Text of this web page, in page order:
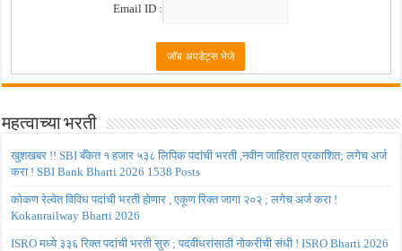
Email ID :
महत्वाच्या भरती
खुशखबर !! SBI बँकेत १ हजार ५३८ लिपिक पदांची भरती ,नवीन जाहिरात प्रकाशित; लगेच अर्ज
करा ! SBI Bank Bharti 2026 1538 Posts
कोकण रेल्वेत विविध पदांची भरती होणार , एकूण रिक्त जागा २०२ ; लगेच अर्ज करा !
Kokanrailway Bharti 2026
ISRO मध्ये ३३६ रिक्त पदांची भरती सुरु ; पदवीधरांसाठी नोकरीची संधी ! ISRO Bharti 2026